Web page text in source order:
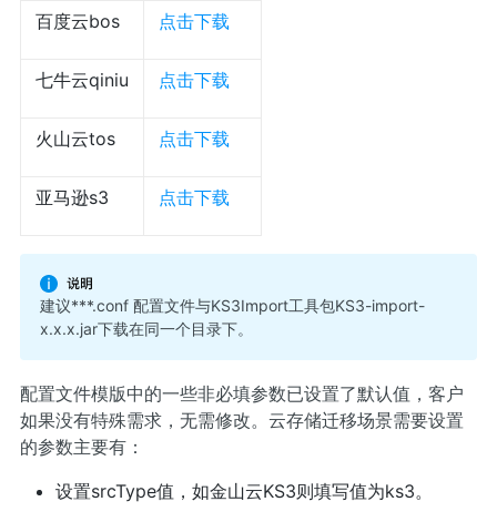
百度云bos 点击下载
七牛云qiniu 点击下载
火山云tos 点击下载
亚马逊s3 点击下载
建议***.conf 配置文件与KS3Import工具包KS3-import-
x.x.x.jar下载在同一个目录下。
配置文件模版中的一些非必填参数已设置了默认值，客户
如果没有特殊需求，无需修改。云存储迁移场景需要设置
的参数主要有：
设置srcType值，如金山云KS3则填写值为ks3。